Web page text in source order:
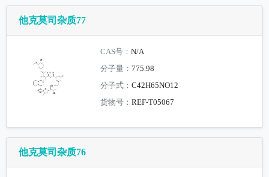
他克莫司杂质77
CAS号：N/A
分子量：775.98
分子式：C42H65NO12
货物号：REF-T05067
他克莫司杂质76